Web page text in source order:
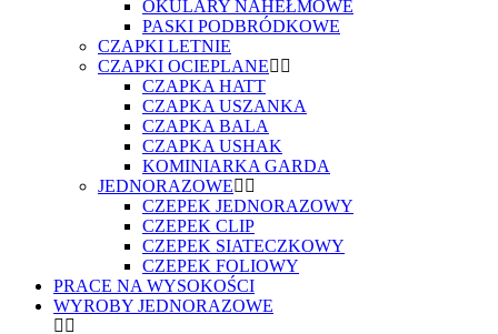
OKULARY NAHEŁMOWE
PASKI PODBRÓDKOWE
CZAPKI LETNIE
CZAPKI OCIEPLANE
CZAPKA HATT
CZAPKA USZANKA
CZAPKA BALA
CZAPKA USHAK
KOMINIARKA GARDA
JEDNORAZOWE
CZEPEK JEDNORAZOWY
CZEPEK CLIP
CZEPEK SIATECZKOWY
CZEPEK FOLIOWY
PRACE NA WYSOKOŚCI
WYROBY JEDNORAZOWE